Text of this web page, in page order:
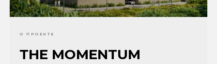
О ПРОЕКТЕ
THE MOMENTUM